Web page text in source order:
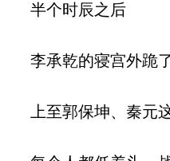
半个时辰之后
李承乾的寝宫外跪
上至郭保坤、秦元